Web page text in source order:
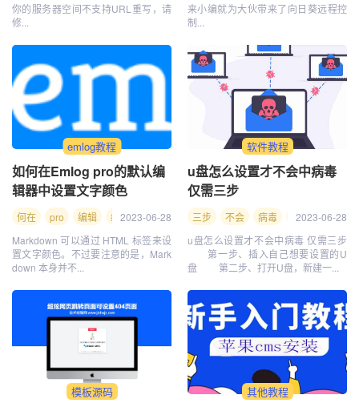
你的服务器空间不支持URL重写，请
修...
来小编就为大伙带来了向日葵远程控
制...
emlog教程
如何在Emlog pro的默认编
辑器中设置文字颜色
何在 pro 编辑 编辑器 颜色 emlog 默认 文字 设置 如何
2023-06-28
Markdown 可以通过 HTML 标签来设
置文字颜色。不过要注意的是，Mark
down 本身并不...
软件教程
u盘怎么设置才不会中病毒
仅需三步
三步 不会 病毒 仅需 中病
2023-06-28
u盘怎么设置才不会中病毒 仅需三步
第一步、插入自己想要设置的U
盘 第二步、打开U盘，新建一...
模板源码 其他教程